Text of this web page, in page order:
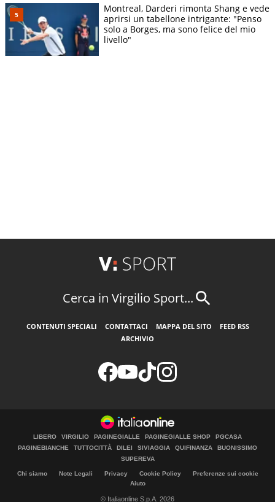
Montreal, Darderi rimonta Shang e vede
aprirsi un tabellone intrigante: "Penso
solo a Borges, ma sono felice del mio
livello"
Cerca in Virgilio Sport...
CONTENUTI SPECIALI CONTATTACI MAPPA DEL SITO
FEED RSS
ARCHIVIO
LIBERO VIRGILIO PAGINEGIALLE PAGINEGIALLE SHOP
PGCASA
PAGINEBIANCHE
TUTTOCITTÀ DILEI SIVIAGGIA QUIFINANZA
BUONISSIMO
SUPEREVA
Chi siamo Note Legali Privacy Cookie Policy
Preferenze sui cookie
Aiuto
© Italiaonline S.p.A. 2026